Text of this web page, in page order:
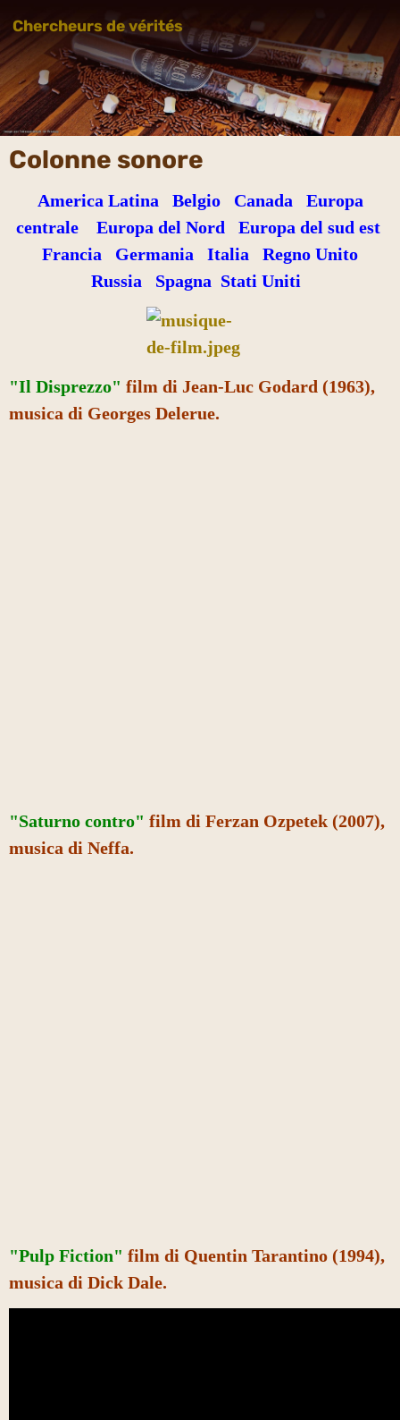
Chercheurs de vérités
Colonne sonore
America Latina Belgio Canada
Europa
centrale
Europa del Nord
Europa del sud est
Francia
Germania Italia
Regno Unito
Russia
Spagna Stati Uniti
"Il Disprezzo" film di Jean-Luc Godard (1963),
musica di Georges Delerue.
"Saturno contro" film di Ferzan Ozpetek (2007),
musica di Neffa.
"Pulp Fiction" film di Quentin Tarantino (1994),
musica di Dick Dale.